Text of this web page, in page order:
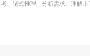
、链式推理、分析需求、理解